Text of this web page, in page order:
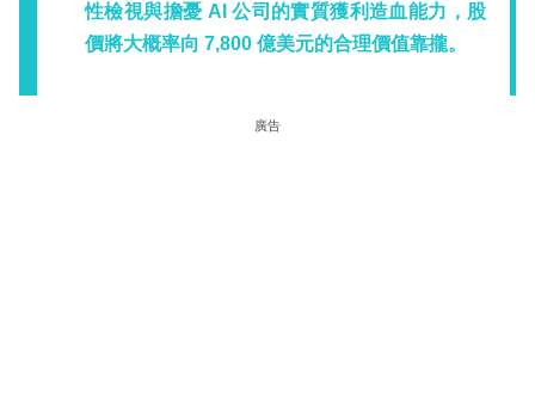
性檢視與擔憂 AI 公司的實質獲利造血能力，股
價將大概率向 7,800 億美元的合理價值靠攏。
廣告